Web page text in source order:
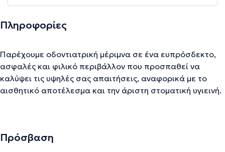
Πληροφορίες
Παρέχουμε οδοντιατρική μέριμνα σε ένα ευπρόσδεκτο,
ασφαλές και φιλικό περιβάλλον που προσπαθεί να
καλύψει τις υψηλές σας απαιτήσεις, αναφορικά με το
αισθητικό αποτέλεσμα και την άριστη στοματική υγιεινή.
των επιθυμιών των ασθενών, ενημέρωση και άψογη
Πρόσβαση